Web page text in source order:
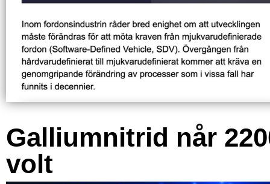
Galliumnitrid når
volt